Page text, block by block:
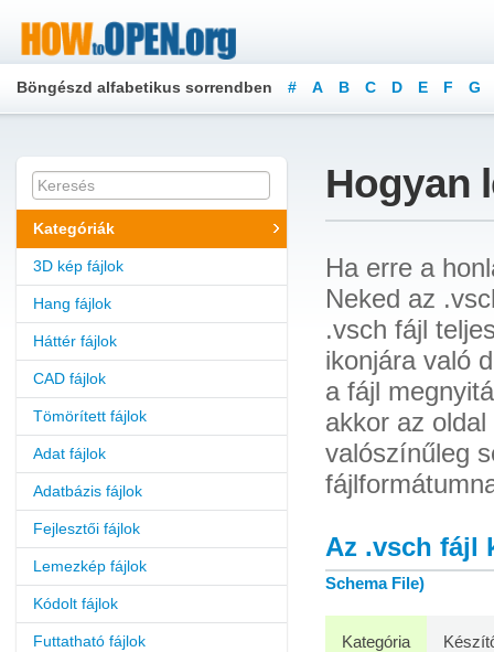
Böngészd alfabetikus sorrendben # A B C D E F G
Kategóriák
3D kép fájlok
Hang fájlok
Háttér fájlok
CAD fájlok
Tömörített fájlok
Adat fájlok
Adatbázis fájlok
Fejlesztői fájlok
Lemezkép fájlok
Kódolt fájlok
Futtatható fájlok
Hogyan
Ha erre a
Neked az
.vsch fájl
ikonjára való
a fájl
akkor az
valószínűleg
Az .vsch fájl
Schema File)
Kategória